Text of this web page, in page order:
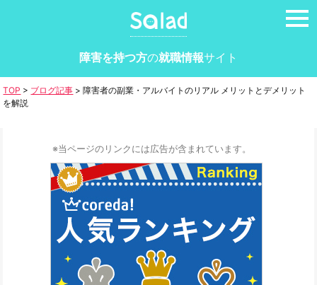
障害を持つ方の就職情報サイト
TOP > ブログ記事 >障害者の副業・アルバイトのリアル メリットとデメリット
を解説
※当ページのリンクには広告が含まれています。